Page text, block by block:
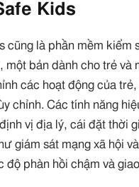
Kids
cũng là phần mềm
một bản dành cho trẻ
các hoạt động của
chỉnh. Các tính năng
vị địa lý, cái đặt thời
giám sát mạng xã hội
độ phàn hồi chậm và